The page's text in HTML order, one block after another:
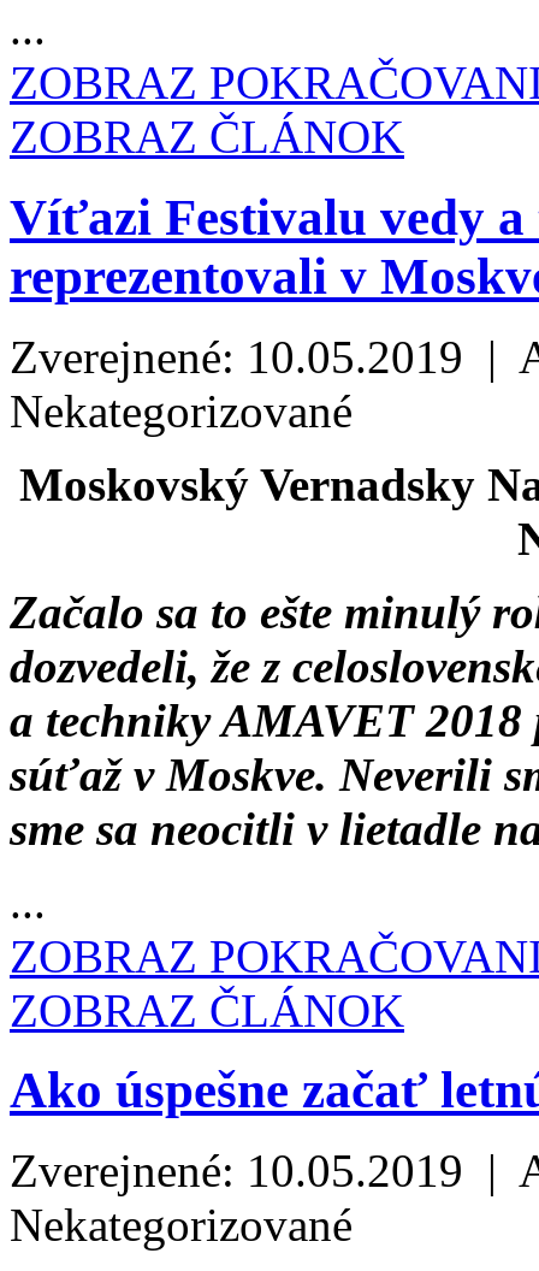
...
ZOBRAZ
ZOBRAZ ČLÁNOK
Víťazi Festivalu vedy
reprezentovali v
Zverejnené: 10.05.2019 |
Nekategorizované
Moskovský Vernadsky
Začalo sa to ešte minulý
dozvedeli, že z
a techniky AMAVET 2018
súťaž v Moskve. Neverili
sme sa neocitli v lietadle
...
ZOBRAZ
ZOBRAZ ČLÁNOK
Ako úspešne začať
Zverejnené: 10.05.2019 |
Nekategorizované